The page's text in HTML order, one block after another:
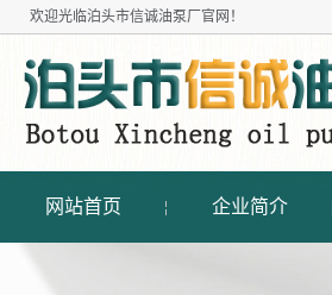
欢迎光临泊头市信诚油泵厂 官网！
网站首页 企业简介